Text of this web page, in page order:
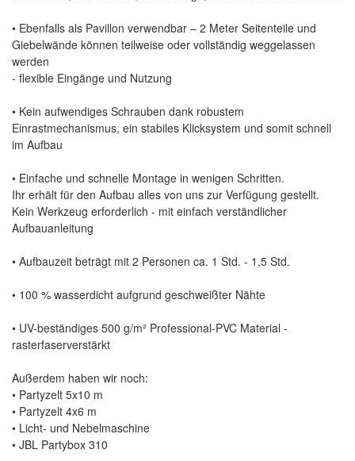
• Ebenfalls als Pavillon verwendbar – 2 Meter Seitenteile und
Giebelwände können teilweise oder vollständig weggelassen
werden
- flexible Eingänge und Nutzung
• Kein aufwendiges Schrauben dank robustem
Einrastmechanismus, ein stabiles Klicksystem und somit schnell
im Aufbau
• Einfache und schnelle Montage in wenigen Schritten.
Ihr erhält für den Aufbau alles von uns zur Verfügung gestellt.
Kein Werkzeug erforderlich - mit einfach verständlicher
Aufbauanleitung
• Aufbauzeit beträgt mit 2 Personen ca. 1 Std. - 1,5 Std.
• 100 % wasserdicht aufgrund geschweißter Nähte
• UV-beständiges 500 g/m² Professional-PVC Material -
rasterfaserverstärkt
Außerdem haben wir noch:
• Partyzelt 5x10 m
• Partyzelt 4x6 m
• Licht- und Nebelmaschine
• JBL Partybox 310